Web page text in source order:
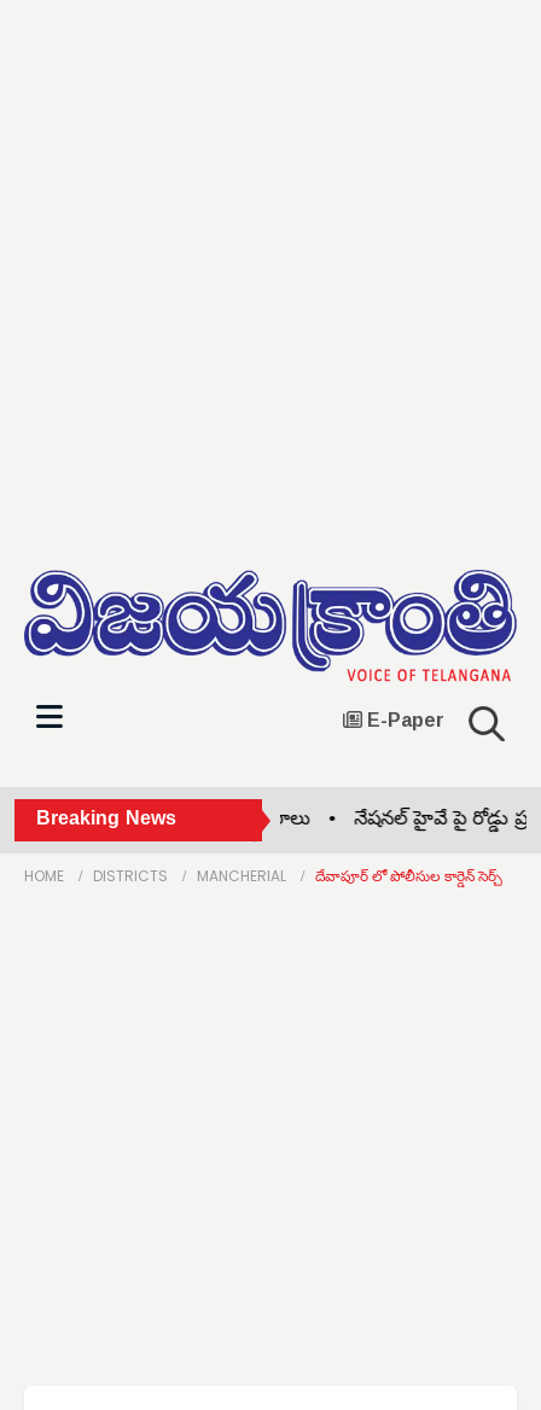
E-Paper
Breaking News
పాఠశాలలో బోనాల సంబరాలు • నేషనల్ హైవే పై రోడ్డు
HOME DISTRICTS MANCHERIAL దేవాపూర్ లో పోలీసుల కార్డెన్ సెర్చ్